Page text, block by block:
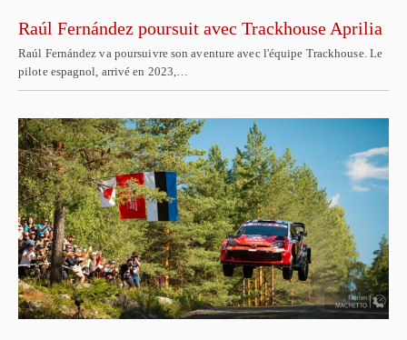
Raúl Fernández poursuit avec Trackhouse Aprilia
Raúl Fernández va poursuivre son aventure avec l'équipe Trackhouse. Le
pilote espagnol, arrivé en 2023,…